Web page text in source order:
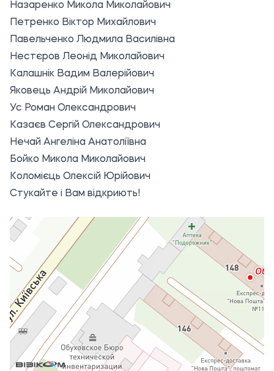
Назаренко Микола Миколайович
Петренко Віктор Михайлович
Павельченко Людмила Василівна
Нестєров Леонід Миколайович
Калашнік Вадим Валерійович
Яковець Андрій Миколайович
Ус Роман Олександрович
Казаєв Сергій Олександрович
Нечай Ангеліна Анатоліївна
Бойко Микола Миколайович
Коломієць Олексій Юрійович
Стукайте і Вам відкриють!